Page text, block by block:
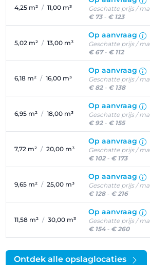
4,25 m² / 11,00 m³
Geschatte prijs /
€ 73- € 123
5,02 m² / 13,00 m³
Op aanvraag
Geschatte prijs /
€ 67- € 112
6,18 m² / 16,00 m³
Op aanvraag
Geschatte prijs /
€ 82- € 138
6,95 m² / 18,00 m³
Op aanvraag
Geschatte prijs /
€ 92- € 155
7,72 m² / 20,00 m³
Op aanvraag
Geschatte prijs /
€ 102- € 173
9,65 m² / 25,00 m³
Op aanvraag
Geschatte prijs /
€ 128- € 216
11,58 m² / 30,00 m³
Op aanvraag
Geschatte prijs /
€ 154- € 260
Ontdek alle opslaglocaties